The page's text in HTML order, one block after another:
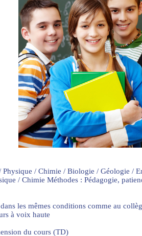
/ Chimie / Biologie / Géologie /
/ Chimie Méthodes : Pédagogie,
les mêmes conditions comme au
à voix haute
du cours (TD)